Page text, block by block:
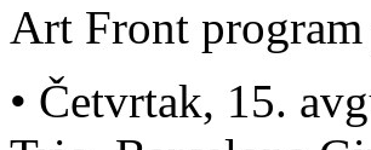
Art Front
• Četvrtak, 15.